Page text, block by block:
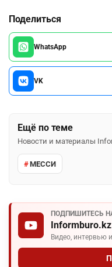
Поделиться
WhatsApp
VK
Ещё по теме
Новости и материалы
МЕССИ
ПОДПИШИТЕСЬ
Видео, интервью